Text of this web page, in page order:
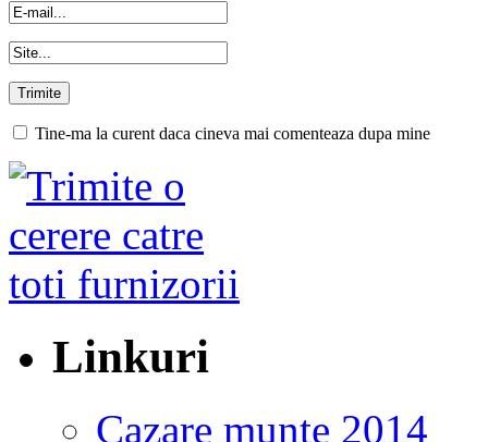
Tine-ma la curent daca cineva mai comenteaza dupa mine
Linkuri
Cazare munte 2014